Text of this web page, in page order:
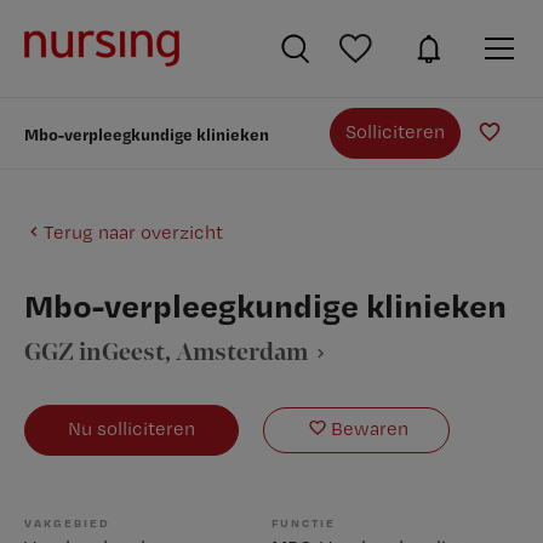
Mbo-verpleegkundige klinieken Solliciteren
Terug naar overzicht
Mbo-verpleegkundige klinieken
GGZ inGeest, Amsterdam
Nu solliciteren Bewaren
VAKGEBIED FUNCTIE